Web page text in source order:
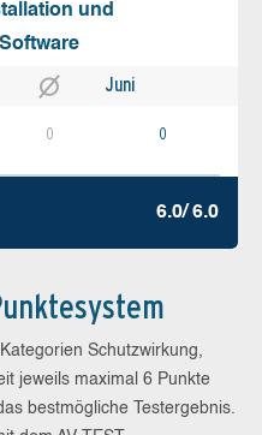
und
Juni
0 0
6.0/ 6.0
Schutzwirkung,
jeweils maximal 6 Punkte
bestmögliche Testergebnis.